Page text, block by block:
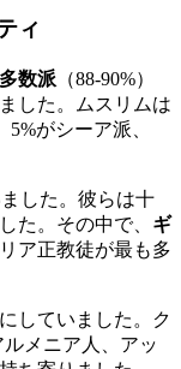
ィ
多数派 （88-90%）
した。ムスリムは
がシーア派、
した。彼らは十
た。その中で、 ギ
ア正教徒が最も多
していました。ク
メニア人、アッ